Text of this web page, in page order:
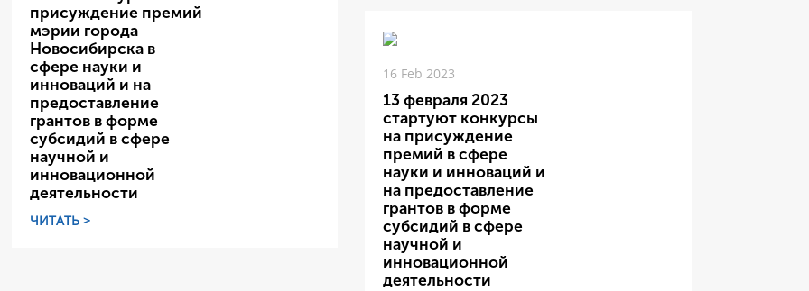
присуждение премий
мэрии города
Новосибирска в
сфере науки и
инноваций и на
предоставление
грантов в форме
субсидий в сфере
научной и
инновационной
деятельности
ЧИТАТЬ >
16 Feb 2023
13 февраля 2023
стартуют конкурсы
на присуждение
премий в сфере
науки и инноваций и
на предоставление
грантов в форме
субсидий в сфере
научной и
инновационной
деятельности